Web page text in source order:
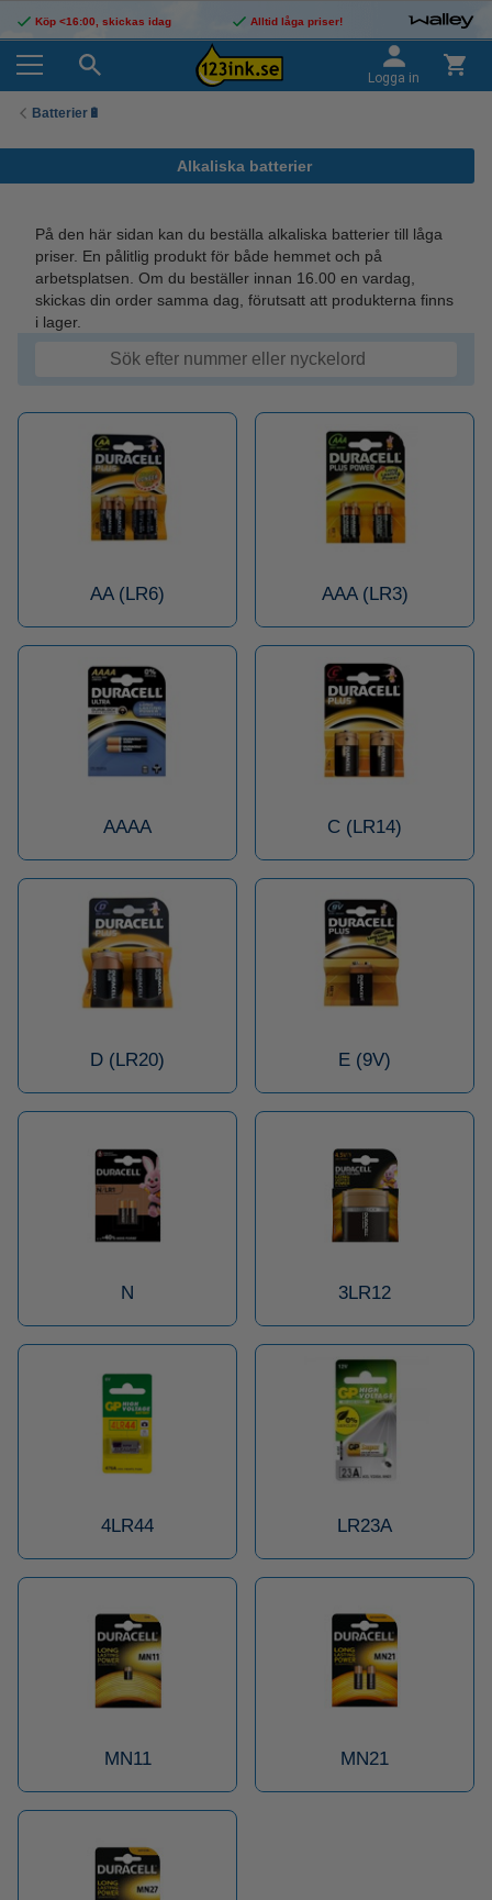
Köp <16:00, skickas idag Alltid låga priser!
Logga in
Batterier🔋
Alkaliska batterier
På den här sidan kan du beställa alkaliska batterier till låga
priser. En pålitlig produkt för både hemmet och på
arbetsplatsen. Om du beställer innan 16.00 en vardag,
skickas din order samma dag, förutsatt att produkterna finns
i lager.
AA (LR6) AAA (LR3)
AAAA C (LR14)
D (LR20) E (9V)
N 3LR12
4LR44 LR23A
MN11 MN21